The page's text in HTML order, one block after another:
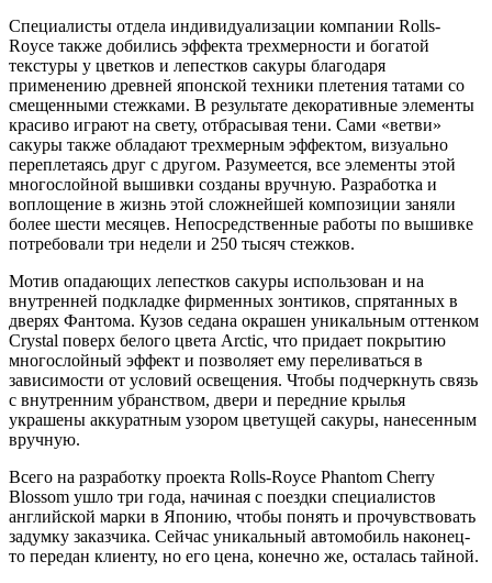
Специалисты отдела индивидуализации компании Rolls-
Royce также добились эффекта трехмерности и богатой
текстуры у цветков и лепестков сакуры благодаря
применению древней японской техники плетения татами со
смещенными стежками. В результате декоративные элементы
красиво играют на свету, отбрасывая тени. Сами «ветви»
сакуры также обладают трехмерным эффектом, визуально
переплетаясь друг с другом. Разумеется, все элементы этой
многослойной вышивки созданы вручную. Разработка и
воплощение в жизнь этой сложнейшей композиции заняли
более шести месяцев. Непосредственные работы по вышивке
потребовали три недели и 250 тысяч стежков.
Мотив опадающих лепестков сакуры использован и на
внутренней подкладке фирменных зонтиков, спрятанных в
дверях Фантома. Кузов седана окрашен уникальным оттенком
Crystal поверх белого цвета Arctic, что придает покрытию
многослойный эффект и позволяет ему переливаться в
зависимости от условий освещения. Чтобы подчеркнуть связь
с внутренним убранством, двери и передние крылья
украшены аккуратным узором цветущей сакуры, нанесенным
вручную.
Всего на разработку проекта Rolls-Royce Phantom Cherry
Blossom ушло три года, начиная с поездки специалистов
английской марки в Японию, чтобы понять и прочувствовать
задумку заказчика. Сейчас уникальный автомобиль наконец-
то передан клиенту, но его цена, конечно же, осталась тайной.